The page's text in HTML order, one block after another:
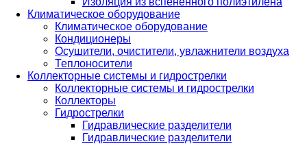
Климатическое оборудование
Климатическое оборудование
Кондиционеры
Осушители, очистители, увлажнители воздуха
Теплоносители
Коллекторные системы и гидрострелки
Коллекторные системы и гидрострелки
Коллекторы
Гидрострелки
Гидравлические разделители
Гидравлические разделители